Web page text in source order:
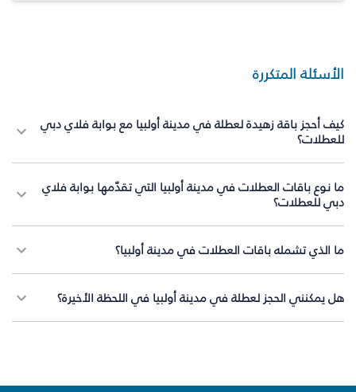
الأسئلة المتكررة
كيف أحجز باقة زهيدة لعطلة في مدينة أولبيا مع بوابة فلاي دبي
للعطلات؟
ما نوع باقات العطلات في مدينة أولبيا التي تقدّمها بوابة فلاي
دبي للعطلات؟
ما الذي تشمله باقات العطلات في مدينة أولبيا؟
هل يمكنني الحجز لعطلة في مدينة أولبيا في اللحظة الأخيرة؟